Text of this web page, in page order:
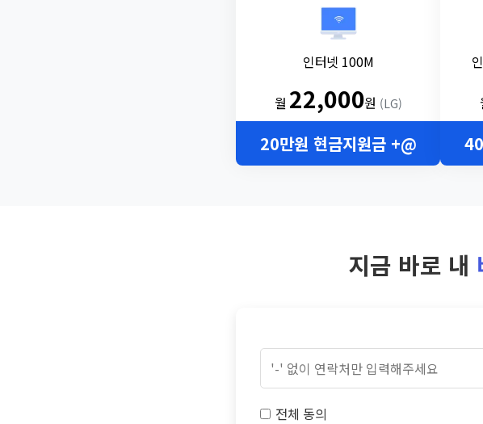
인터넷 100M
월 22,000원 (LG)
20만원 현금지원금 +@
지금 바로 내
전체 동의